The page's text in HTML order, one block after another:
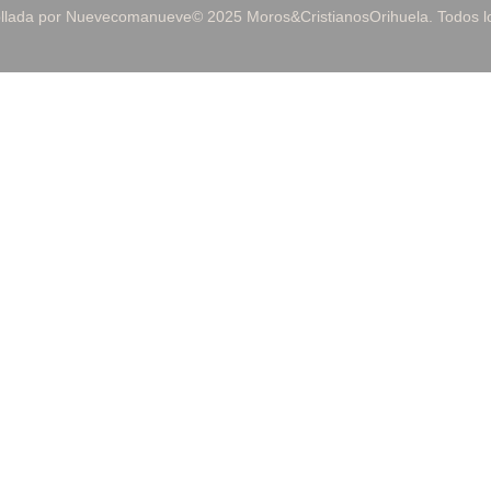
por Nuevecomanueve© 2025 Moros&CristianosOrihuela. Todos